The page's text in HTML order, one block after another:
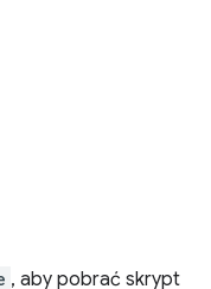
, aby pobrać skrypt